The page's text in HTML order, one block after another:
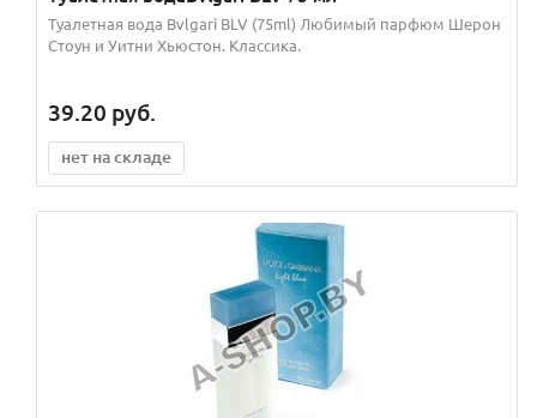
Туалетная вода Bvlgari BLV (75ml) Любимый парфюм Шерон
Стоун и Уитни Хьюстон. Классика.
39.20 руб.
нет на складе